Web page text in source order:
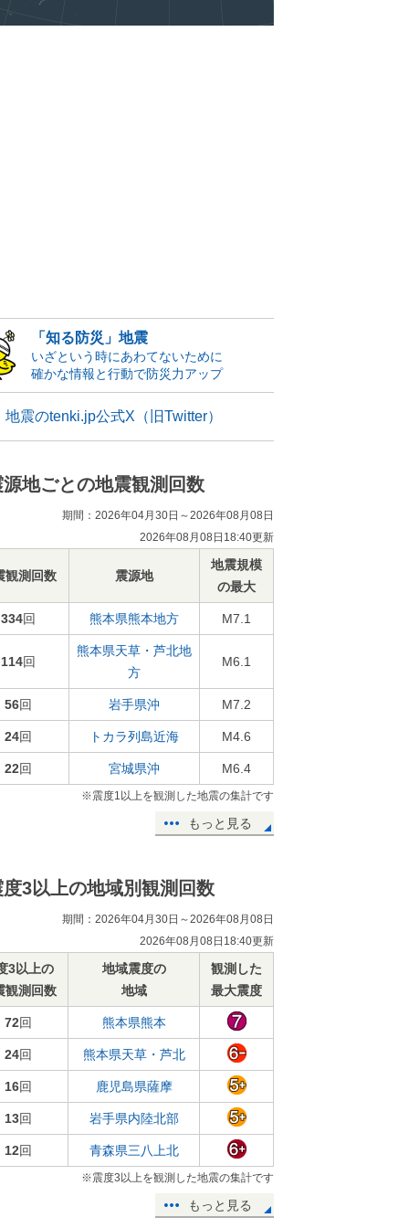
「知る防災」地震
いざという時にあわてないために
確かな情報と行動で防災力アップ
地震のtenki.jp公式X（旧Twitter）
源地ごとの地震観測回数
期間：2026年04月30日～2026年08月08日
2026年08月08日18:40更新
観測回数 震源地
地震規模
の最大
334回 熊本県熊本地方 M7.1
114回
熊本県天草・芦北地
方
M6.1
56回 岩手県沖 M7.2
24回 トカラ列島近海 M4.6
22回 宮城県沖 M6.4
※震度1以上を観測した地震の集計です
もっと見る
度3以上の地域別観測回数
期間：2026年04月30日～2026年08月08日
2026年08月08日18:40更新
3以上の
観測回数
地域震度の
地域
観測した
最大震度
72回 熊本県熊本
24回 熊本県天草・芦北
16回 鹿児島県薩摩
13回 岩手県内陸北部
12回 青森県三八上北
※震度3以上を観測した地震の集計です
もっと見る